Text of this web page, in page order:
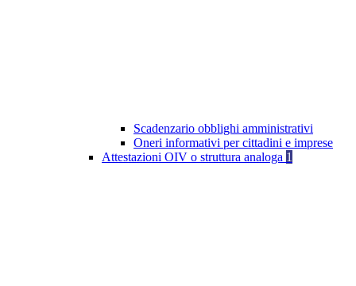
Scadenzario obblighi amministrativi
Oneri informativi per cittadini e imprese
Attestazioni OIV o struttura analoga 1